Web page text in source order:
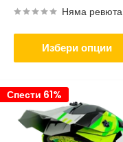
Няма ревюта
Избери опции
Спести 61%